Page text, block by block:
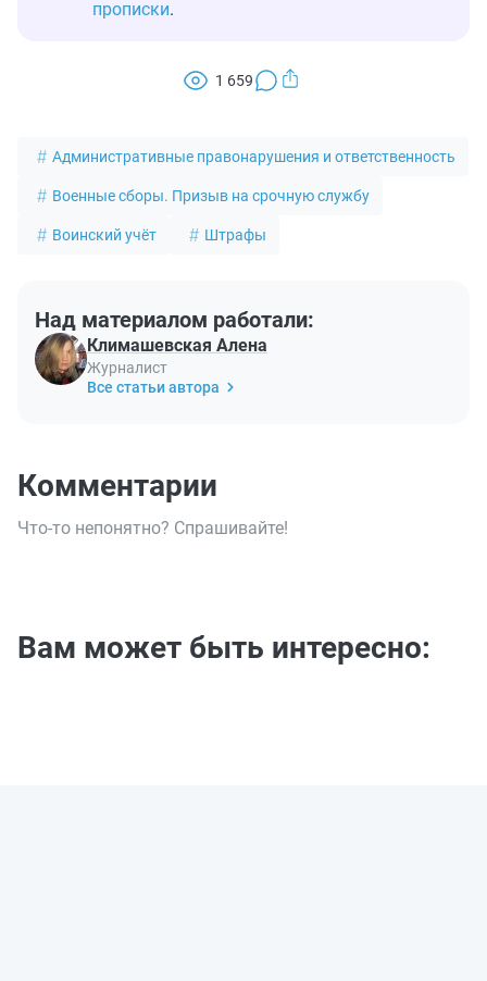
прописки.
1 659
Административные правонарушения и ответственность
Военные сборы. Призыв на срочную службу
Воинский учёт Штрафы
Над материалом работали:
Климашевская Алена
Журналист
Все статьи автора
Комментарии
Что-то непонятно? Спрашивайте!
Вам может быть интересно: